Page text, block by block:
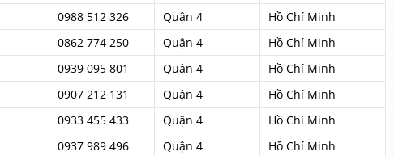
0988 512 326 Quận 4
Hồ Chí Minh
0862 774 250 Quận 4
Hồ Chí Minh
0939 095 801 Quận 4
Hồ Chí Minh
0907 212 131 Quận 4
Hồ Chí Minh
0933 455 433 Quận 4
Hồ Chí Minh
0937 989 496 Quận 4
Hồ Chí Minh